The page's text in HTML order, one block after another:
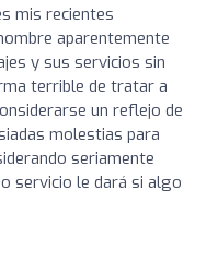
mis recientes
aparentemente
y sus servicios sin
terrible de tratar a
un reflejo de
molestias para
seriamente
servicio le dará si algo